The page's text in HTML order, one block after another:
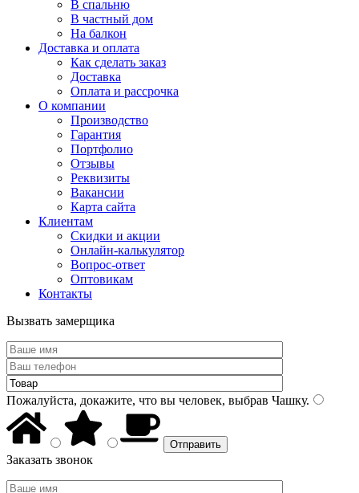
В спальню
В частный дом
На балкон
Доставка и оплата
Как сделать заказ
Доставка
Оплата и рассрочка
О компании
Производство
Гарантия
Портфолио
Отзывы
Реквизиты
Вакансии
Карта сайта
Клиентам
Скидки и акции
Онлайн-калькулятор
Вопрос-ответ
Оптовикам
Контакты
Вызвать замерщика
Пожалуйста, докажите, что вы человек, выбрав Чашку.
Заказать звонок